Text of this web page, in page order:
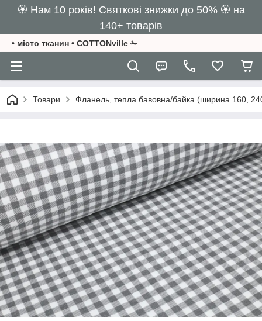
🏵️ Нам 10 років! Святкові знижки до 50% 🏵️ на
140+ товарів
• місто тканин • COTTONville ✁
Товари Фланель, тепла бавовна/байка (ширина 160,